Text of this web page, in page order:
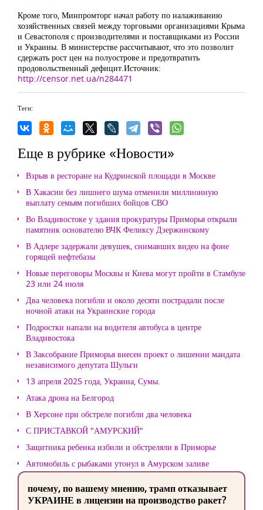
Кроме того, Минпромторг начал работу по налаживанию
хозяйственных связей между торговыми организациями Крыма
и Севастополя с производителями и поставщиками из России
и Украины. В министерстве рассчитывают, что это позволит
сдержать рост цен на полуострове и предотвратить
продовольственный дефицит.Источник:
http://censor.net.ua/n284471
Теги:
Еще в рубрике «Новости»
Взрыв в ресторане на Кудринской площади в Москве
В Хакасии без лишнего шума отменили миллионную
выплату семьям погибших бойцов СВО
Во Владивостоке у здания прокуратуры Приморья открыли
памятник основателю ВЧК Феликсу Дзержинскому
В Адлере задержали девушек, снимавших видео на фоне
горящей нефтебазы
Новые переговоры Москвы и Киева могут пройти в Стамбуле
23 или 24 июля
Два человека погибли и около десяти пострадали после
ночной атаки на Украинские города
Подростки напали на водителя автобуса в центре
Владивостока
В Заксобрание Приморья внесен проект о лишении мандата
независимого депутата Шульги
13 апреля 2025 года, Украина, Сумы.
Атака дрона на Белгород
В Херсоне при обстреле погибли два человека
С ПРИСТАВКОЙ "АМУРСКИЙ"
Защитника ребенка избили и обстреляли в Приморье
Автомобиль с рыбаками утонул в Амурском заливе
почему, по вашему мнению, трамп отказывает
УКРАИНЕ в лицензии на производство ракет?